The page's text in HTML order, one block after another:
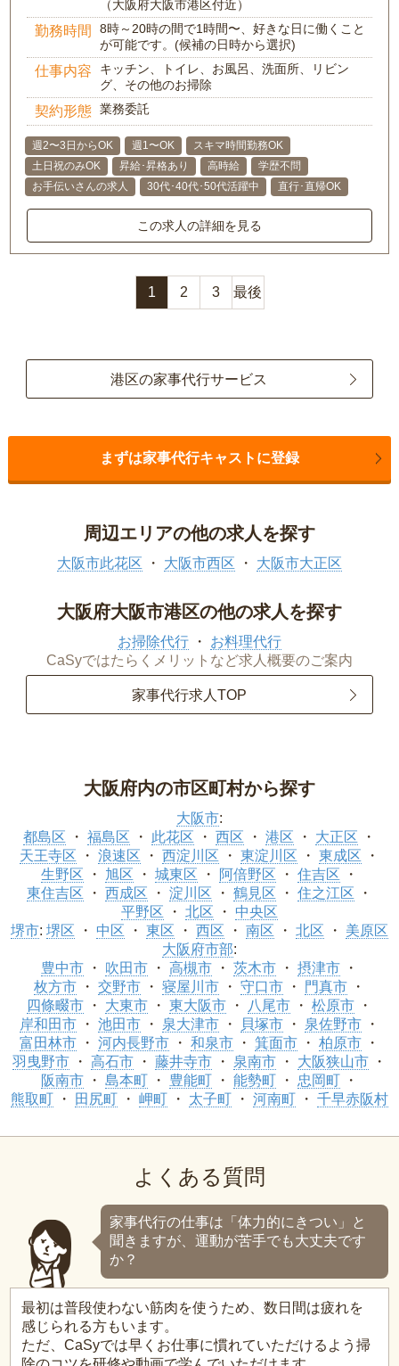
（大阪府大阪市港区付近）
勤務時間
8時～20時の間で1時間〜、好きな日に働くこと
が可能です。(候補の日時から選択)
仕事内容
キッチン、トイレ、お風呂、洗面所、リビン
グ、その他のお掃除
契約形態 業務委託
週2〜3日からOK 週1〜OK
スキマ時間勤務OK
土日祝のみOK
昇給･昇格あり 高時給
学歴不問
お手伝いさんの求人
30代･40代･50代活躍中 直行･直帰OK
この求人の詳細を見る
1 2 3 最後
港区の家事代行サービス
まずは家事代行キャストに登録
周辺エリアの他の求人を探す
大阪市此花区 大阪市西区 大阪市大正区
大阪府大阪市港区の他の求人を探す
お掃除代行
お料理代行
CaSyではたらくメリットなど求人概要のご案内
家事代行求人TOP
大阪府内の市区町村から探す
大阪市:
都島区
福島区 此花区 西区 港区
大正区
天王寺区
浪速区 西淀川区 東淀川区
東成区
生野区
旭区 城東区 阿倍野区
住吉区
東住吉区
西成区 淀川区 鶴見区
住之江区
平野区
北区
中央区
堺市: 堺区 中区 東区 西区 南区 北区
美原区
大阪府市部:
豊中市
吹田市 高槻市 茨木市
摂津市
枚方市
交野市 寝屋川市 守口市
門真市
四條畷市
大東市 東大阪市 八尾市
松原市
岸和田市
池田市 泉大津市 貝塚市
泉佐野市
富田林市
河内長野市 和泉市 箕面市
柏原市
羽曳野市
高石市 藤井寺市 泉南市
大阪狭山市
阪南市
島本町 豊能町 能勢町
忠岡町
熊取町
田尻町 岬町 太子町 河南町 千早赤阪村
よくある質問
家事代行の仕事は「体力的にきつい」と
聞きますが、運動が苦手でも大丈夫です
か？
最初は普段使わない筋肉を使うため、数日間は疲れを
感じられる方もいます。
ただ、CaSyでは早くお仕事に慣れていただけるよう掃